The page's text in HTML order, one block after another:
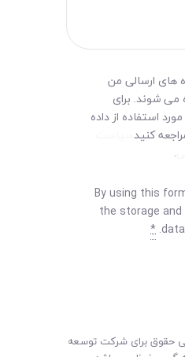
های ارسالی من
می شوند. برای
استفاده از داده
کنید
.
By using this
the storage
*
© 2026 تمامی حقوق برای شرکت توسعه